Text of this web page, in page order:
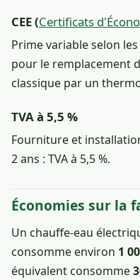
CEE (Certificats
Prime variable selon
pour le remplacement
classique par un
TVA à 5,5 %
Fourniture et
2 ans : TVA à 5,5 %.
Économies sur la
Un chauffe-eau
consomme environ 1
équivalent consomme